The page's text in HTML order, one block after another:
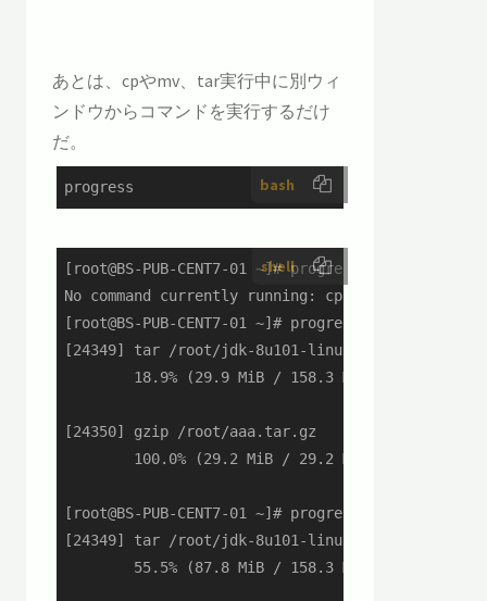
あとは、cpやmv、tar実行中に別ウィ
ンドウからコマンドを実行するだけ
だ。
bash
progress
shell
[root@BS-PUB-CENT7-01 ~]# progress # 裏で何も動い
No command currently running: cp, mv, dd, tar,
[root@BS-PUB-CENT7-01 ~]# progress
[24349] tar /root/jdk-8u101-linux-x64.rpm
        18.9% (29.9 MiB / 158.3 MiB)
[24350] gzip /root/aaa.tar.gz
        100.0% (29.2 MiB / 29.2 MiB)
[root@BS-PUB-CENT7-01 ~]# progress
[24349] tar /root/jdk-8u101-linux-x64.rpm
        55.5% (87.8 MiB / 158.3 MiB)